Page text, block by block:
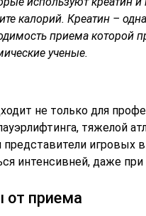
калорий. Креатин –
приема которой
ученые.
не только для
тяжелой
игровых
интенсивней, даже
приема